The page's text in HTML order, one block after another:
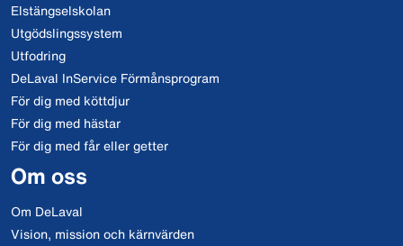
Elstängselskolan
Utgödslingssystem
Utfodring
DeLaval InService Förmånsprogram
För dig med köttdjur
För dig med hästar
För dig med får eller getter
Om oss
Om DeLaval
Vision, mission och kärnvärden